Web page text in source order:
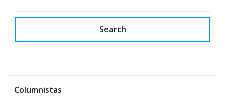
Search
Columnistas